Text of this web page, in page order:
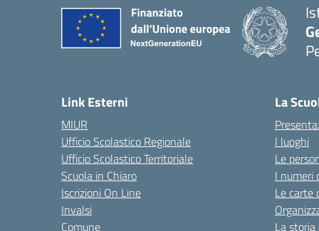
Link Esterni
MIUR
Ufficio Scolastico Regionale
Ufficio Scolastico Territoriale
Scuola in Chiaro
Iscrizioni On Line
Invalsi
Comune
La
I luoghi
Le
I numeri
Le carte
La storia